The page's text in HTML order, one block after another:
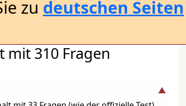
zu deutschen Seiten
mit 310 Fragen